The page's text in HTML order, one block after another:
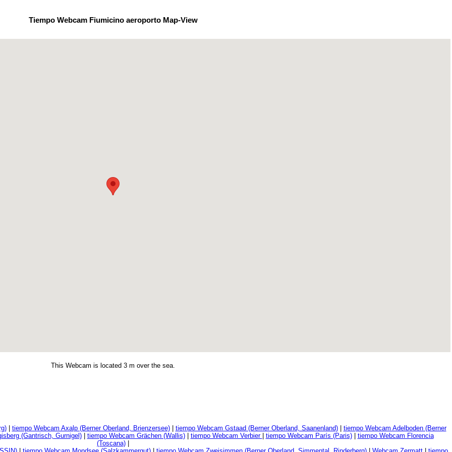
Tiempo Webcam Fiumicino aeroporto Map-View
This Webcam is located 3 m over the sea.
| tiempo Webcam Axalp (Berner Oberland, Brienzersee)| tiempo Webcam Gstaad (Berner Oberland, Saanenland)| tiempo Webcam Adelboden (Berner
(Gantrisch, Gurnigel)| tiempo Webcam Grächen (Wallis)| tiempo Webcam Verbier tiempo Webcam París (Paris)| tiempo Webcam Florencia
(Toscana)